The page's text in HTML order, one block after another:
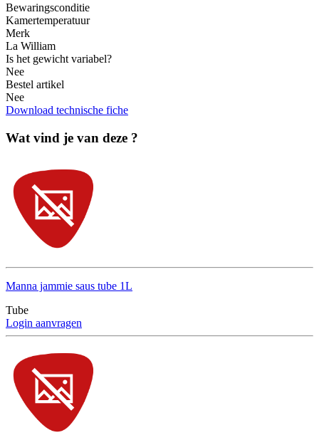
Bewaringsconditie
Kamertemperatuur
Merk
La William
Is het gewicht variabel?
Nee
Bestel artikel
Nee
Download technische fiche
Wat vind je van deze ?
Manna jammie saus tube 1L
Tube
Login aanvragen